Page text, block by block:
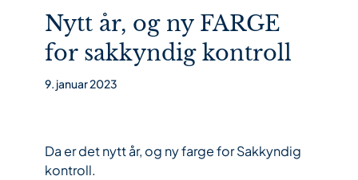
Nytt år, og ny FARGE
for sakkyndig kontroll
9. januar 2023
Da er det nytt år, og ny farge for Sakkyndig
kontroll.